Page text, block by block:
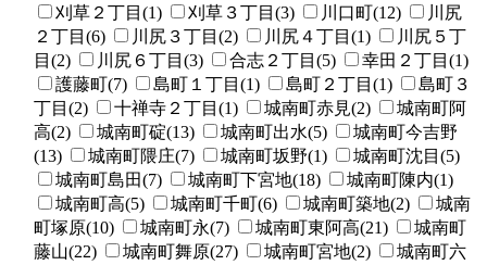
刈草２丁目(1)
刈草３丁目(3) 川口町(12)
川尻
２丁目(6)
川尻３丁目(2) 川尻４丁目(1)
川尻５丁
目(2)
川尻６丁目(3) 合志２丁目(5)
幸田２丁目(1)
護藤町(7)
島町１丁目(1) 島町２丁目(1)
島町３
丁目(2)
十禅寺２丁目(1) 城南町赤見(2)
城南町阿
高(2)
城南町碇(13) 城南町出水(5)
城南町今吉野
(13)
城南町隈庄(7) 城南町坂野(1)
城南町沈目(5)
城南町島田(7)
城南町下宮地(18)
城南町陳内(1)
城南町高(5)
城南町千町(6) 城南町築地(2)
城南
町塚原(10)
城南町永(7) 城南町東阿高(21)
城南町
藤山(22)
城南町舞原(27) 城南町宮地(2)
城南町六